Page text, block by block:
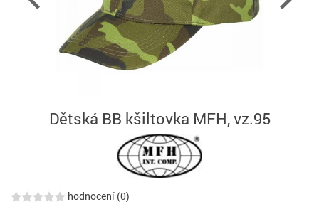
Dětská BB kšiltovka MFH, vz.95
hodnocení (0)